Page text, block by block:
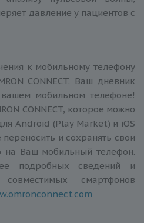
давление у пациентов с
к мобильному телефону
CONNECT. Ваш дневник
мобильном телефоне!
CONNECT, которое можно
Android (Play Market) и iOS
и сохранять свои
на Ваш мобильный телефон.
подробных сведений и
смартфонов